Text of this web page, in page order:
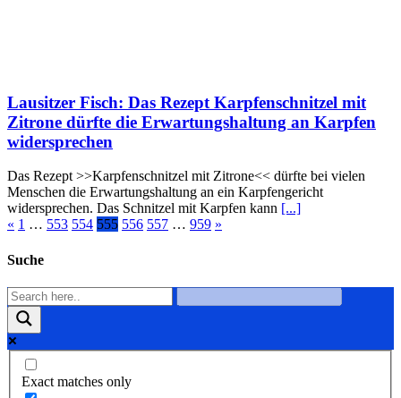
Lausitzer Fisch: Das Rezept Karpfenschnitzel mit
Zitrone dürfte die Erwartungshaltung an Karpfen
widersprechen
Das Rezept >>Karpfenschnitzel mit Zitrone<< dürfte bei vielen
Menschen die Erwartungshaltung an ein Karpfengericht
widersprechen. Das Schnitzel mit Karpfen kann [...]
« 1 … 553 554 555 556 557 … 959 »
Suche
Exact matches only